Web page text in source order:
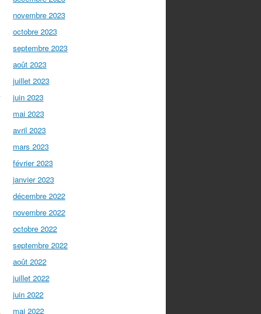
novembre 2023
octobre 2023
septembre 2023
août 2023
juillet 2023
juin 2023
mai 2023
avril 2023
mars 2023
février 2023
janvier 2023
décembre 2022
novembre 2022
octobre 2022
septembre 2022
août 2022
juillet 2022
juin 2022
mai 2022